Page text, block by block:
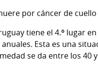
por cáncer de
tiene el 4.º lugar
Esta es una
se da entre los 40